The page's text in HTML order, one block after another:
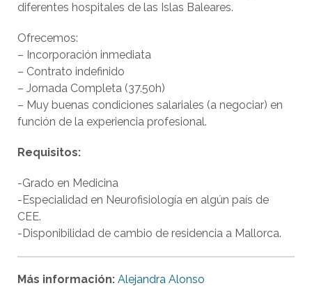
diferentes hospitales de las Islas Baleares.
Ofrecemos:
– Incorporación inmediata
– Contrato indefinido
– Jornada Completa (37.50h)
– Muy buenas condiciones salariales (a negociar) en
función de la experiencia profesional.
Requisitos:
-Grado en Medicina
-Especialidad en Neurofisiología en algún país de
CEE.
-Disponibilidad de cambio de residencia a Mallorca.
Más información: Alejandra Alonso